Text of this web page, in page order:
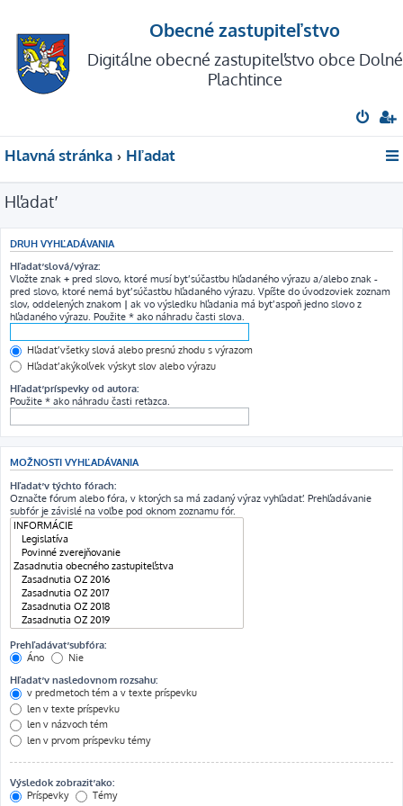
Obecné zastupiteľstvo
Digitálne obecné zastupiteľstvo obce Dolné
Plachtince
Hlavná stránka Hľadať
Hľadať
DRUH VYHĽADÁVANIA
Hľadať slová/výraz:
Vložte znak + pred slovo, ktoré musí byť súčasťou hľadaného výrazu a/alebo znak -
pred slovo, ktoré nemá byť súčasťou hľadaného výrazu. Vpíšte do úvodzoviek zoznam
slov, oddelených znakom | ak vo výsledku hľadania má byť aspoň jedno slovo z
hľadaného výrazu. Použite * ako náhradu časti slova.
Hľadať všetky slová alebo presnú zhodu s výrazom
Hľadať akýkoľvek výskyt slov alebo výrazu
Hľadať príspevky od autora:
Použite * ako náhradu časti reťazca.
MOŽNOSTI VYHĽADÁVANIA
Hľadať v týchto fórach:
Označte fórum alebo fóra, v ktorých sa má zadaný výraz vyhľadať. Prehľadávanie
subfór je závislé na voľbe pod oknom zoznamu fór.
Prehľadávať subfóra:
Áno
Nie
Hľadať v nasledovnom rozsahu:
v predmetoch tém a v texte príspevku
len v texte príspevku
len v názvoch tém
len v prvom príspevku témy
Výsledok zobraziť ako:
Príspevky
Témy